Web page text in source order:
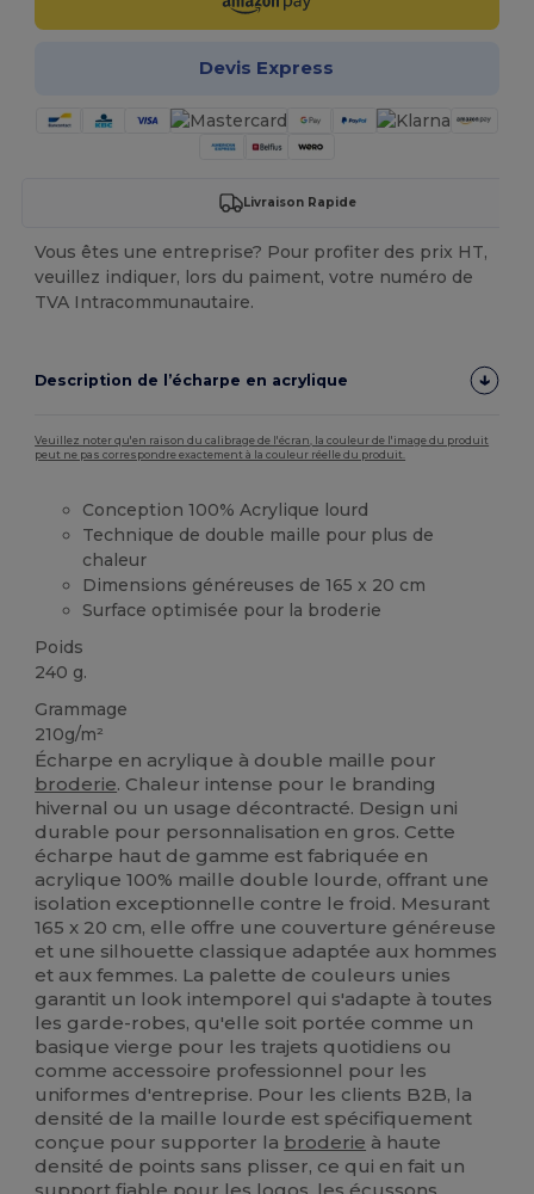
Devis Express
Livraison Rapide
Vous êtes une entreprise? Pour profiter des prix HT,
veuillez indiquer, lors du paiment, votre numéro de
TVA Intracommunautaire.
Description de l’écharpe en acrylique
Veuillez noter qu'en raison du calibrage de l'écran, la couleur de l'image du produit
peut ne pas correspondre exactement à la couleur réelle du produit.
Conception 100% Acrylique lourd
Technique de double maille pour plus de
chaleur
Dimensions généreuses de 165 x 20 cm
Surface optimisée pour la broderie
Poids
240 g.
Grammage
210g/m²
Écharpe en acrylique à double maille pour
broderie. Chaleur intense pour le branding
hivernal ou un usage décontracté. Design uni
durable pour personnalisation en gros. Cette
écharpe haut de gamme est fabriquée en
acrylique 100% maille double lourde, offrant une
isolation exceptionnelle contre le froid. Mesurant
165 x 20 cm, elle offre une couverture généreuse
et une silhouette classique adaptée aux hommes
et aux femmes. La palette de couleurs unies
garantit un look intemporel qui s'adapte à toutes
les garde-robes, qu'elle soit portée comme un
basique vierge pour les trajets quotidiens ou
comme accessoire professionnel pour les
uniformes d'entreprise. Pour les clients B2B, la
densité de la maille lourde est spécifiquement
conçue pour supporter la broderie à haute
densité de points sans plisser, ce qui en fait un